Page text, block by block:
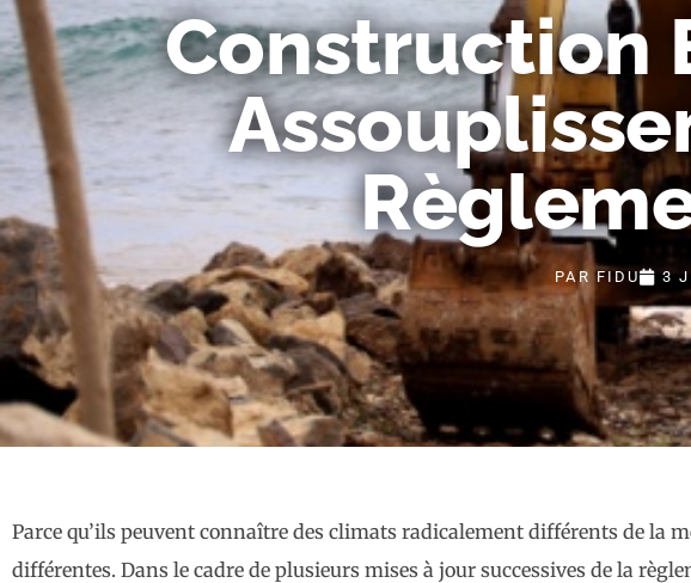
Construction
PAR FIDU 3
Parce qu’ils peuvent connaître des climats radicalement différents de la
différentes. Dans le cadre de plusieurs mises à jour successives de la